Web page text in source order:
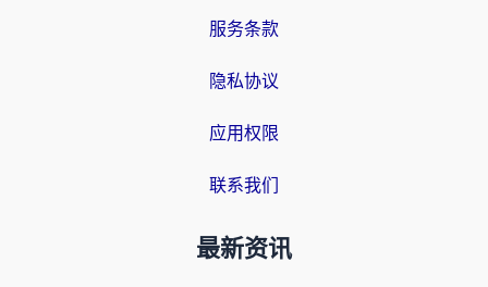
服务条款
隐私协议
应用权限
联系我们
最新资讯